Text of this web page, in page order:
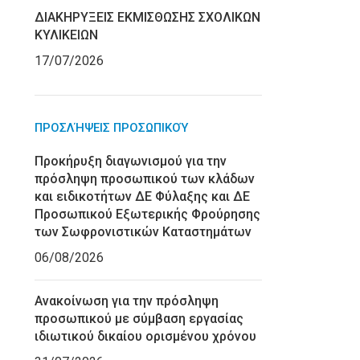
ΔΙΑΚΗΡΥΞΕΙΣ ΕΚΜΙΣΘΩΣΗΣ ΣΧΟΛΙΚΩΝ
ΚΥΛΙΚΕΙΩΝ
17/07/2026
ΠΡΟΣΛΉΨΕΙΣ ΠΡΟΣΩΠΙΚΟΎ
Προκήρυξη διαγωνισμού για την
πρόσληψη προσωπικού των κλάδων
και ειδικοτήτων ΔΕ Φύλαξης και ΔΕ
Προσωπικού Εξωτερικής Φρούρησης
των Σωφρονιστικών Καταστημάτων
06/08/2026
Ανακοίνωση για την πρόσληψη
προσωπικού με σύμβαση εργασίας
ιδιωτικού δικαίου ορισμένου χρόνου